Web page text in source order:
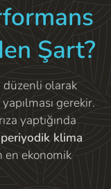
Şart?
düzenli olarak
gerekir.
yaptığında
periyodik klima
en ekonomik